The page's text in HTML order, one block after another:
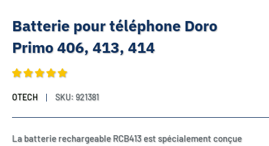
Batterie pour téléphone Doro
Primo 406, 413, 414
OTECH SKU: 921381
La batterie rechargeable RCB413 est spécialement conçue